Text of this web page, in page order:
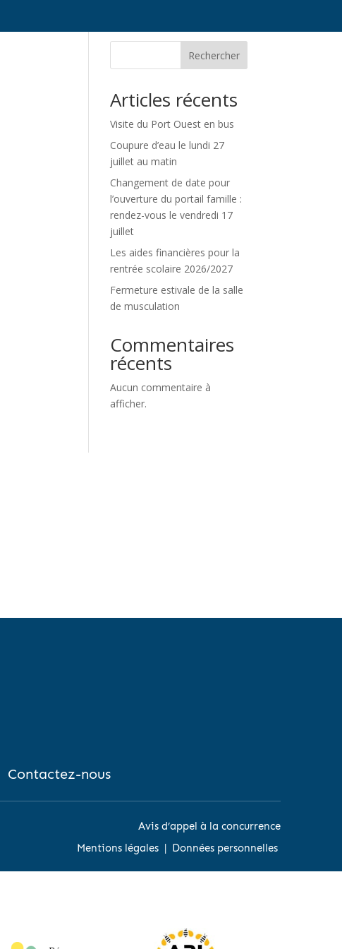
Rechercher
Articles récents
Visite du Port Ouest en bus
Coupure d’eau le lundi 27
juillet au matin
Changement de date pour
l’ouverture du portail famille :
rendez-vous le vendredi 17
juillet
Les aides financières pour la
rentrée scolaire 2026/2027
Fermeture estivale de la salle
de musculation
Commentaires
récents
Aucun commentaire à
afficher.
Contactez-nous
Avis d’appel à la concurrence
Mentions légales| Données personnelles